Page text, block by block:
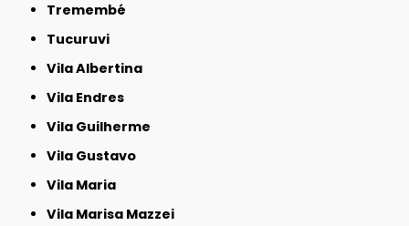
Tremembé
Tucuruvi
Vila Albertina
Vila Endres
Vila Guilherme
Vila Gustavo
Vila Maria
Vila Marisa Mazzei